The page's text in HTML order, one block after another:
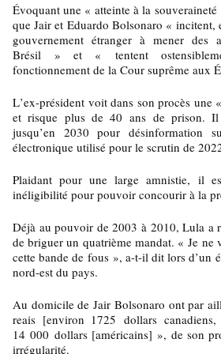
Évoquant une « atteinte à la
que Jair et Eduardo Bolsonaro « incitent,
gouvernement étranger à mener des
Brésil » et « tentent
fonctionnement de la Cour suprême aux
L’ex-président voit dans son procès une
et risque plus de 40 ans de prison.
jusqu’en 2030 pour désinformation
électronique utilisé pour le scrutin de
Plaidant pour une large amnistie, il
inéligibilité pour pouvoir concourir à la
Déjà au pouvoir de 2003 à 2010, Lula a
de briguer un quatrième mandat. « Je ne
cette bande de fous », a-t-il dit lors d’un
nord-est du pays.
Au domicile de Jair Bolsonaro ont par
reais [environ 1725 dollars
14 000 dollars [américains] », de son
irrégularité.